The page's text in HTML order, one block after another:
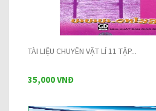
TÀI LIỆU CHUYÊN VẬT LÍ 11 TẬP...
35,000 VNĐ